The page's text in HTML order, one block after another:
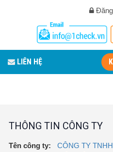
LIÊN HỆ
THÔNG TIN CÔNG TY
Tên công ty:
CÔNG TY